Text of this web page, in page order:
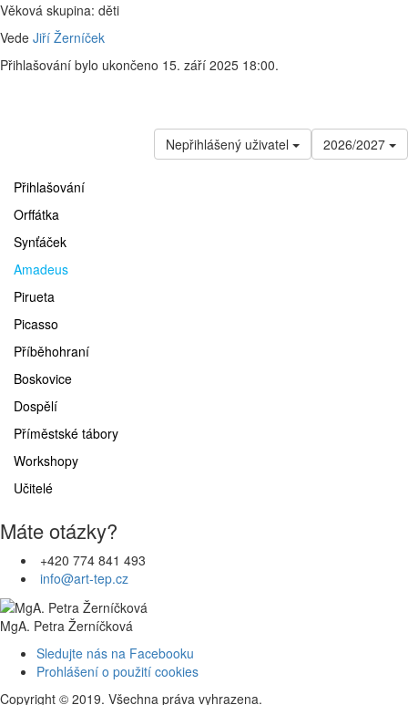
Věková skupina: děti
Vede Jiří Žerníček
Přihlašování bylo ukončeno 15. září 2025 18:00.
2026/2027
Nepřihlášený uživatel
Přihlašování
Orffátka
Synťáček
Amadeus
Pirueta
Picasso
Příběhohraní
Boskovice
Dospělí
Příměstské tábory
Workshopy
Učitelé
Máte otázky?
+420 774 841 493
info@art-tep.cz
MgA. Petra Žerníčková
Sledujte nás na Facebooku
Prohlášení o použití cookies
Copyright © 2019. Všechna práva vyhrazena.